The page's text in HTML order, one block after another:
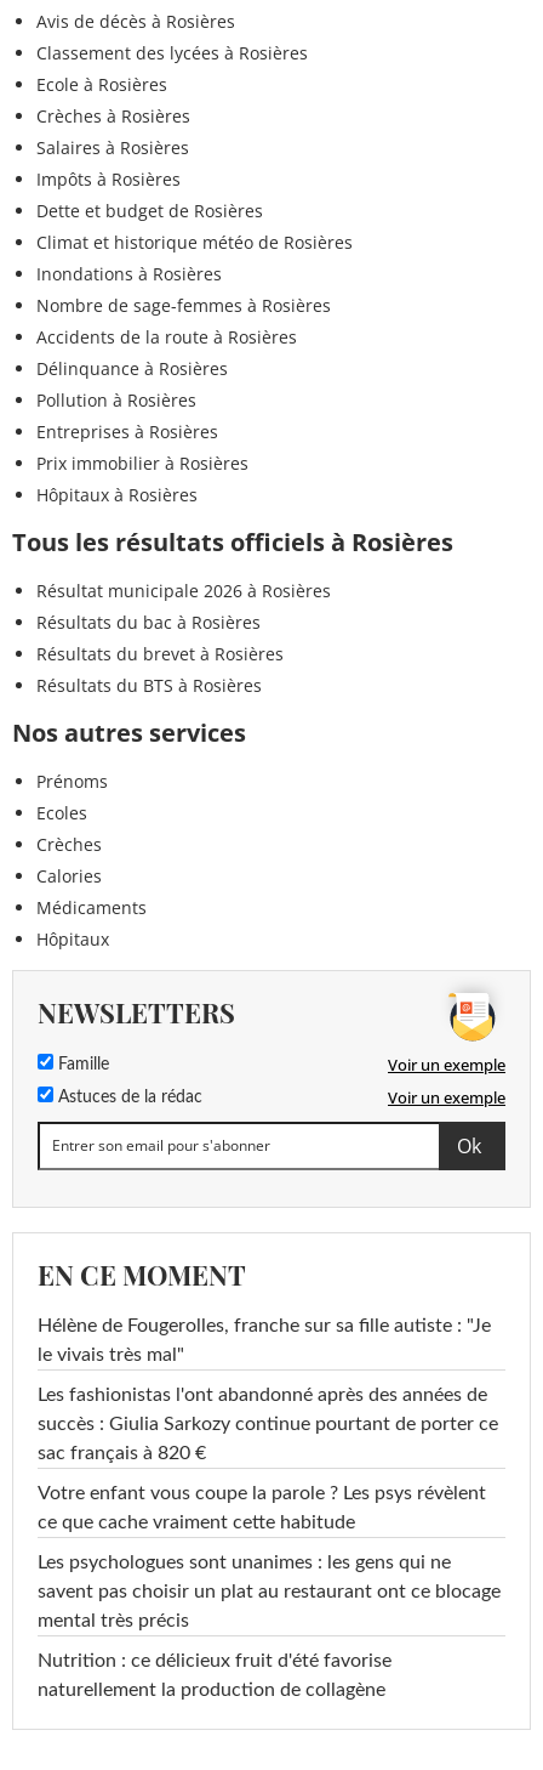
Avis de décès à Rosières
Classement des lycées à Rosières
Ecole à Rosières
Crèches à Rosières
Salaires à Rosières
Impôts à Rosières
Dette et budget de Rosières
Climat et historique météo de Rosières
Inondations à Rosières
Nombre de sage-femmes à Rosières
Accidents de la route à Rosières
Délinquance à Rosières
Pollution à Rosières
Entreprises à Rosières
Prix immobilier à Rosières
Hôpitaux à Rosières
Tous les résultats officiels à Rosières
Résultat municipale 2026 à Rosières
Résultats du bac à Rosières
Résultats du brevet à Rosières
Résultats du BTS à Rosières
Nos autres services
Prénoms
Ecoles
Crèches
Calories
Médicaments
Hôpitaux
NEWSLETTERS
Famille Voir un exemple
Astuces de la rédac Voir un exemple
EN CE MOMENT
Hélène de Fougerolles, franche sur sa fille autiste : "Je
le vivais très mal"
Les fashionistas l'ont abandonné après des années de
succès : Giulia Sarkozy continue pourtant de porter ce
sac français à 820 €
Votre enfant vous coupe la parole ? Les psys révèlent
ce que cache vraiment cette habitude
Les psychologues sont unanimes : les gens qui ne
savent pas choisir un plat au restaurant ont ce blocage
mental très précis
Nutrition : ce délicieux fruit d'été favorise
naturellement la production de collagène